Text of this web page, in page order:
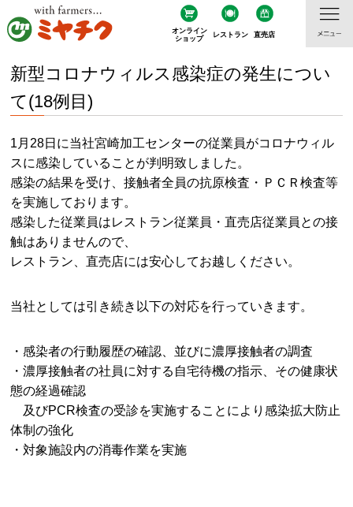
オンライン
ショップ
レストラン 直売店
新型コロナウィルス感染症の発生につい
て(18例目)
1月28日に当社宮崎加工センターの従業員がコロナウィル
スに感染していることが判明致しました。
感染の結果を受け、接触者全員の抗原検査・ＰＣＲ検査等
を実施しております。
感染した従業員はレストラン従業員・直売店従業員との接
触はありませんので、
レストラン、直売店には安心してお越しください。
当社としては引き続き以下の対応を行っていきます。
・感染者の行動履歴の確認、並びに濃厚接触者の調査
・濃厚接触者の社員に対する自宅待機の指示、その健康状
態の経過確認
及びPCR検査の受診を実施することにより感染拡大防止
体制の強化
・対象施設内の消毒作業を実施